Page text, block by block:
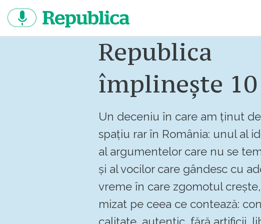
continut
Republica
împlinește
Un deceniu în care am ținut
spațiu rar în România: unul al
al argumentelor care nu se
și al vocilor care gândesc cu
vreme în care zgomotul
mizat pe ceea ce contează: